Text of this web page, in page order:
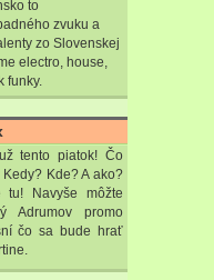
to
zvuku a
zo Slovenskej
electro, house,
funky.
tento piatok! Čo
Kde? A ako?
tu! Navyše môžte
Adrumov promo
čo sa bude hrať